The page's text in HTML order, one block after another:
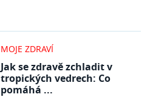
MOJE ZDRAVÍ
Jak se zdravě zchladit v
tropických vedrech: Co
pomáhá ...